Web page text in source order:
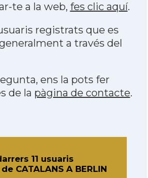
te a la web, fes clic aquí.
registrats que es
a través del
ens la pots fer
de la pàgina de contacte.
11 usuaris
CATALANS A BERLIN